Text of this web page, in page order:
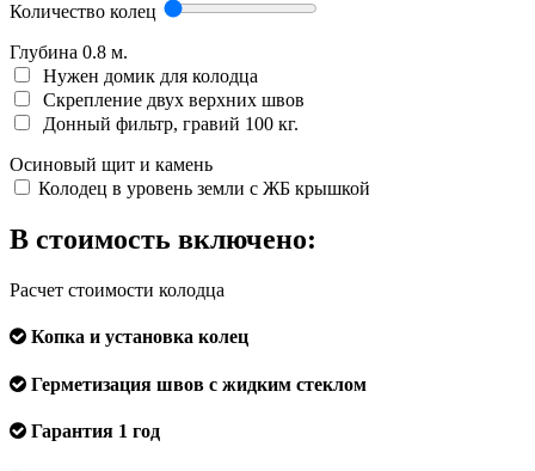
Количество колец
Глубина 0.8 м.
Нужен домик для колодца
Скрепление двух верхних швов
Донный фильтр, гравий 100 кг.
Осиновый щит и камень
Колодец в уровень земли с ЖБ крышкой
В стоимость включено:
Расчет стоимости колодца
Копка и установка колец
Герметизация швов с жидким стеклом
Гарантия 1 год